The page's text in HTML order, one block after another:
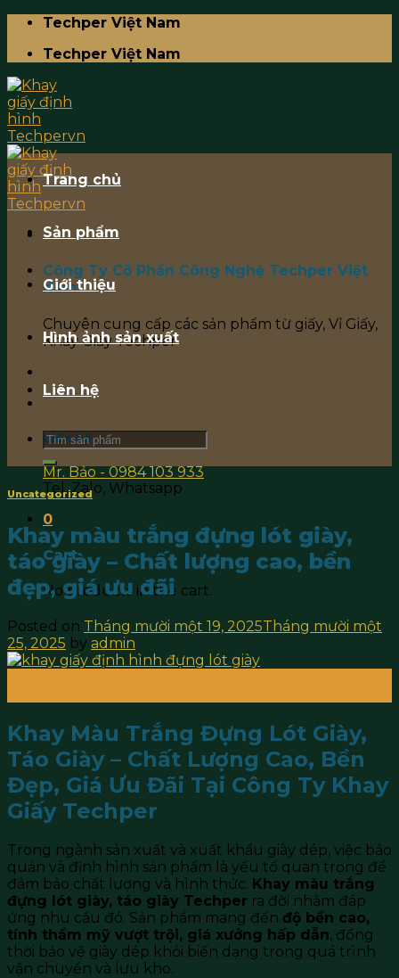
Skip
content
Techper Việt Nam
Techper Việt Nam
Công Ty Cổ Phần Công Nghệ Techper Việt
Nam
Chuyên cung cấp các sản phẩm từ giấy, Vỉ Giấy,
Khay Giấy Techper
Liên hệ
Mr. Bảo - 0984 103 933
Tel, Zalo, Whatsapp
0
Cart
No products in the cart.
Trang chủ
Sản phẩm
Giới thiệu
Hình ảnh sản xuất
Liên hệ
Search
for:
Uncategorized
Khay màu trắng đựng lót giày,
táo giày – Chất lượng cao, bền
đẹp, giá ưu đãi
Posted on Tháng mười một 19, 2025Tháng mười một
25, 2025 by admin
Khay Màu Trắng Đựng Lót Giày,
Táo Giày – Chất Lượng Cao, Bền
Đẹp, Giá Ưu Đãi Tại Công Ty Khay
Giấy Techper
Trong ngành sản xuất và xuất khẩu giày dép, việc bảo
quản và định hình sản phẩm là yếu tố quan trọng để
đảm bảo chất lượng và hình thức. Khay màu trắng
đựng lót giày, táo giày Techper ra đời nhằm đáp
ứng nhu cầu đó. Sản phẩm mang đến độ bền cao,
tính thẩm mỹ vượt trội, giá xưởng hấp dẫn, đồng
thời bảo vệ giày dép khỏi biến dạng trong quá trình
vận chuyển và lưu kho.